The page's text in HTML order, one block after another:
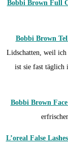
Bobbi Brown Full
Bobbi Brown
Lidschatten, weil ich
ist sie fast täglich
Bobbi Brown
L’oreal False